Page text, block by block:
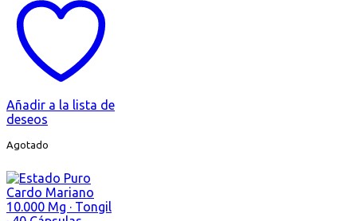
Añadir a la lista de
deseos
Agotado